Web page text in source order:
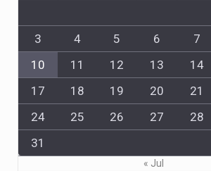
3
4 5 6 7
10
11 12 13 14
17
18 19 20 21
24
25 26 27 28
31
« Jul